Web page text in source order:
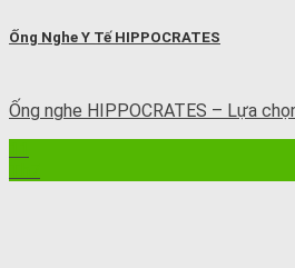
Ống Nghe Y Tế HIPPOCRATES
Ống nghe HIPPOCRATES – Lựa